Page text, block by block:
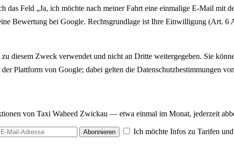
das Feld „Ja, ich möchte nach meiner Fahrt eine einmalige E-Mail mit
Bewertung bei Google. Rechtsgrundlage ist Ihre Einwilligung (Art.
diesem Zweck verwendet und nicht an Dritte weitergegeben. Sie
Plattform von Google; dabei gelten die Datenschutzbestimmungen
von Taxi Waheed Zwickau — etwa einmal im Monat, jederzeit
Abonnieren Ich möchte Infos zu Tarifen